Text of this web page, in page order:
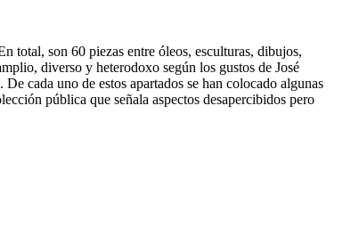
total, son 60 piezas entre óleos, esculturas, dibujos,
diverso y heterodoxo según los gustos de José
. De cada uno de estos apartados se han colocado algunas
pública que señala aspectos desapercibidos pero